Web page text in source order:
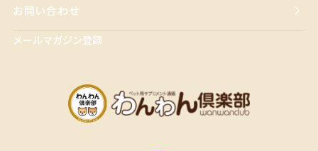
お問い合わせ
メールマガジン登録